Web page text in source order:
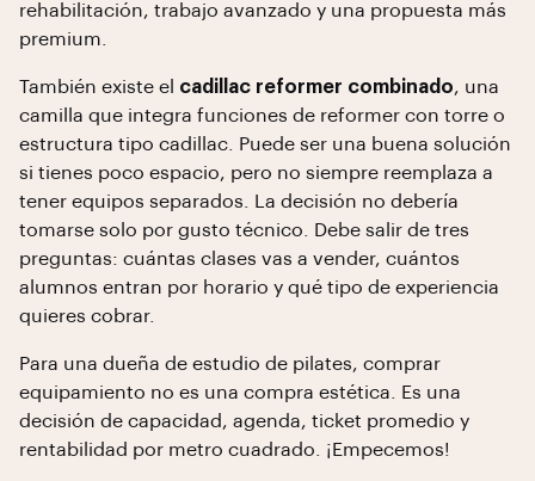
rehabilitación, trabajo avanzado y una propuesta más
premium.
También existe el cadillac reformer combinado, una
camilla que integra funciones de reformer con torre o
estructura tipo cadillac. Puede ser una buena solución
si tienes poco espacio, pero no siempre reemplaza a
tener equipos separados. La decisión no debería
tomarse solo por gusto técnico. Debe salir de tres
preguntas: cuántas clases vas a vender, cuántos
alumnos entran por horario y qué tipo de experiencia
quieres cobrar.
Para una dueña de estudio de pilates, comprar
equipamiento no es una compra estética. Es una
decisión de capacidad, agenda, ticket promedio y
rentabilidad por metro cuadrado. ¡Empecemos!